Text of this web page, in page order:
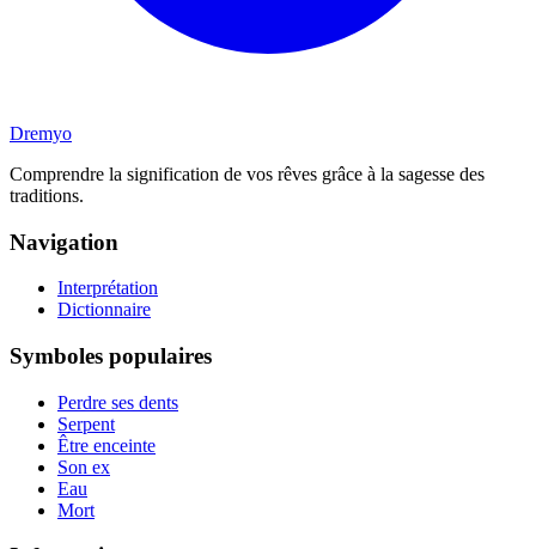
Dremyo
Comprendre la signification de vos rêves grâce à la sagesse des
traditions.
Navigation
Interprétation
Dictionnaire
Symboles populaires
Perdre ses dents
Serpent
Être enceinte
Son ex
Eau
Mort